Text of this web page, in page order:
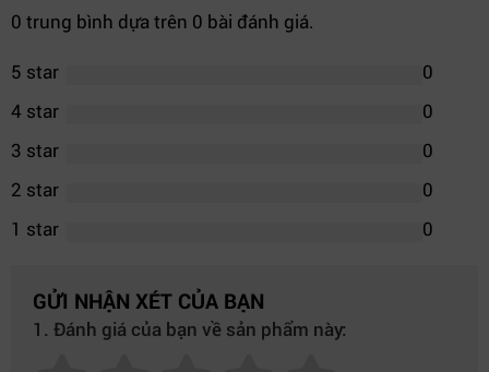
0 trung bình dựa trên 0 bài đánh giá.
5 star
0
4 star
0
3 star
0
2 star
0
1 star
0
GỬI NHẬN XÉT CỦA BẠN
1. Đánh giá của bạn về sản phẩm này: